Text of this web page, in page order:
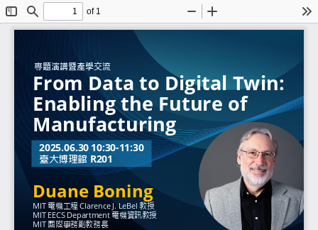
Toggle
Sidebar
Find
of 1
Zoom
Out
In
Duane Boning
MIT電機工程Clarence J.
LeBel教授
MITEECSDepartment電機資訊教授
MIT國際事務副教務長
From Data to
Enabling the
Manufacturing
2025.06.30 10:30
-11:30
臺大博理館
R201
專題演講暨產學交流